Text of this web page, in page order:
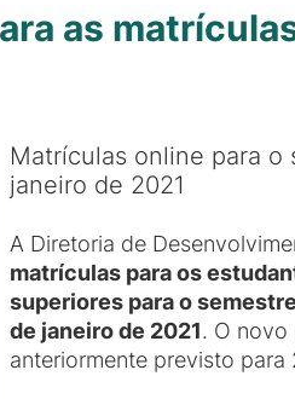
as
Matrículas online para
janeiro de 2021
A Diretoria de
matrículas para os
superiores para o
de janeiro de 2021. O novo
anteriormente previsto para